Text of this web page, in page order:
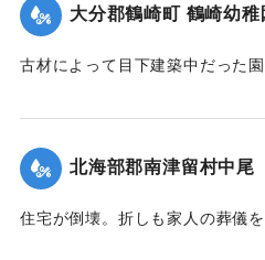
大分郡鶴崎町 鶴崎幼稚
古材によって目下建築中だった園
｜固有コード: 00474060
北海部郡南津留村中尾
住宅が倒壊。折しも家人の葬儀